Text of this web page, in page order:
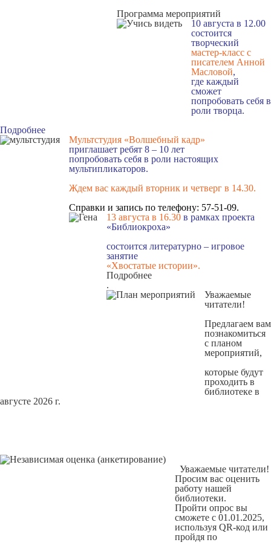
Программа мероприятий
10 августа в 12.00
состоится
творческий
мастер-класс с
писателем Анной
Масловой,
где каждый
сможет
попробовать себя в
роли творца.
Подробнее
Мультстудия «Волшебный кадр»
приглашает ребят 8 – 10 лет
попробовать себя в роли настоящих
мультипликаторов.
Ждем вас каждый вторник и четверг в 14.30.
Справки и запись по телефону: 57-51-09.
13 августа в 16.30 в рамках проекта
«Библиокроха»
состоится литературно – игровое
занятие
«Хвостатые истории».
Подробнее
.
Уважаемые
читатели!
Предлагаем вам
познакомиться
с планом
мероприятий,
которые будут
проходить в
библиотеке в
августе 2026 г.
Уважаемые читатели!
Просим вас оценить
работу нашей
библиотеки.
Пройти опрос вы
сможете с 01.01.2025,
используя QR-код или
пройдя по